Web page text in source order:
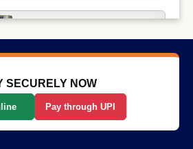
अमरनाथ यात्रा 2025: अमरनाथ यात्रा
की कहानी
Read More →
कुंभ मेला टेंट बुकिंग: कुंभ मेला 2025 में
SECURELY NOW
Pay through UPI